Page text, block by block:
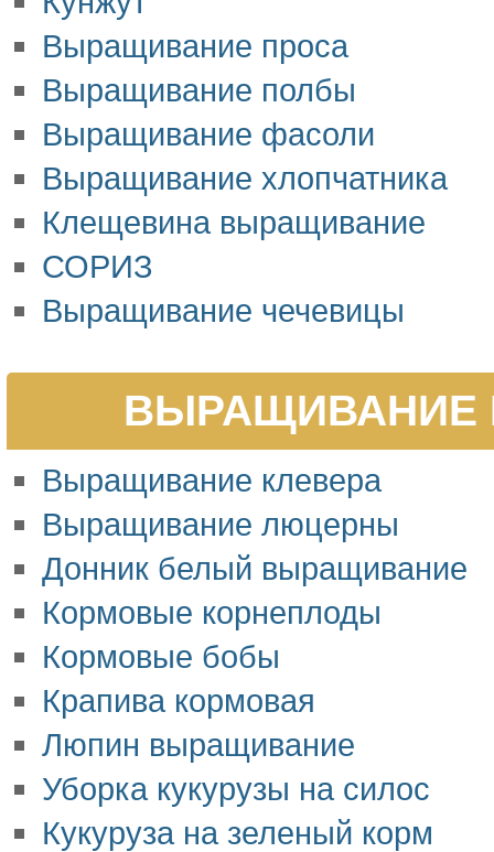
Выращивание проса
Выращивание полбы
Выращивание фасоли
Выращивание хлопчатника
Клещевина выращивание
СОРИЗ
Выращивание чечевицы
ВЫРАЩИВАНИЕ
Выращивание клевера
Выращивание люцерны
Донник белый выращивание
Кормовые корнеплоды
Кормовые бобы
Крапива кормовая
Люпин выращивание
Уборка кукурузы на силос
Кукуруза на зеленый корм